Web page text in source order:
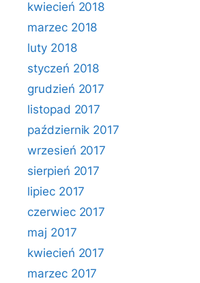
kwiecień 2018
marzec 2018
luty 2018
styczeń 2018
grudzień 2017
listopad 2017
październik 2017
wrzesień 2017
sierpień 2017
lipiec 2017
czerwiec 2017
maj 2017
kwiecień 2017
marzec 2017